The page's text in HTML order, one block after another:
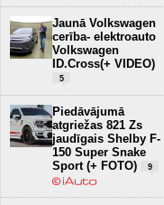
Jaunā Volkswagen
cerība- elektroauto
Volkswagen
ID.Cross(+ VIDEO)
5
Piedāvājumā
atgriežas 821 Zs
jaudīgais Shelby F-
150 Super Snake
Sport (+ FOTO)
9